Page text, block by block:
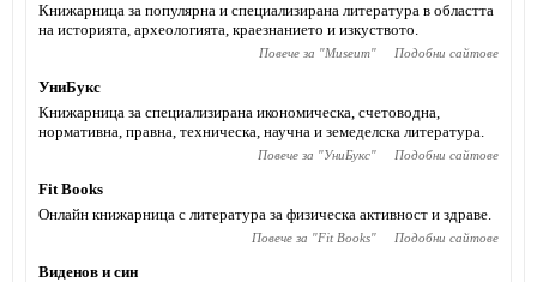
Книжарница за популярна и специализирана литература в областта
на историята, археологията, краезнанието и изкуството.
Повече за "Museum" Подобни сайтове
УниБукс
Книжарница за специализирана икономическа, счетоводна,
нормативна, правна, техническа, научна и земеделска литература.
Повече за "УниБукс" Подобни сайтове
Fit Books
Онлайн книжарница с литература за физическа активност и здраве.
Повече за "Fit Books" Подобни сайтове
Виденов и син